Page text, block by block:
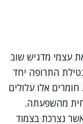
עצמי מדגיש שוב
התרופה יחד
אלו עלולים
מהשפעתה.
נצרכת בצמוד